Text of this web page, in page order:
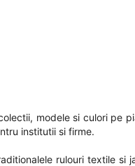
modele si culori pe
institutii si firme.
rulouri textile si